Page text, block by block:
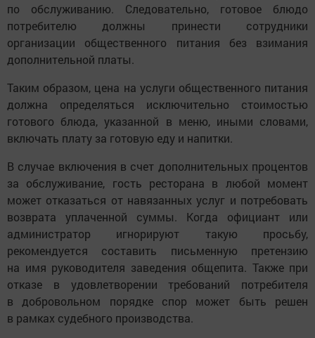
по обслуживанию. Следовательно, готовое блюдо
потребителю должны принести сотрудники
организации общественного питания без взимания
дополнительной платы.
Таким образом, цена на услуги общественного питания
должна определяться исключительно стоимостью
готового блюда, указанной в меню, иными словами,
включать плату за готовую еду и напитки.
В случае включения в счет дополнительных процентов
за обслуживание, гость ресторана в любой момент
может отказаться от навязанных услуг и потребовать
возврата уплаченной суммы. Когда официант или
администратор игнорируют такую просьбу,
рекомендуется составить письменную претензию
на имя руководителя заведения общепита. Также при
отказе в удовлетворении требований потребителя
в добровольном порядке спор может быть решен
в рамках судебного производства.